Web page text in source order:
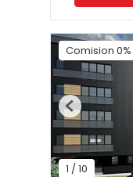
Comision 0%
1 /10
Previous